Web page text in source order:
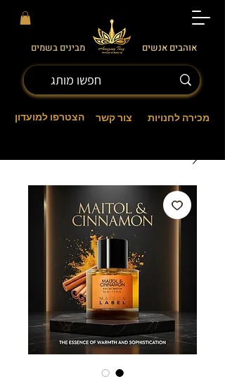
מבינים בשמים אוהבים אנשים
הצטרפו למועדון צור קשר מכירה לחנויות